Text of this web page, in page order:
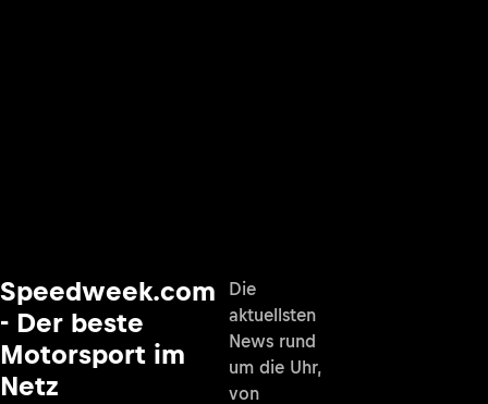
Speedweek.com
- Der beste
Motorsport im
Netz
Die
aktuellsten
News rund
um die Uhr,
von